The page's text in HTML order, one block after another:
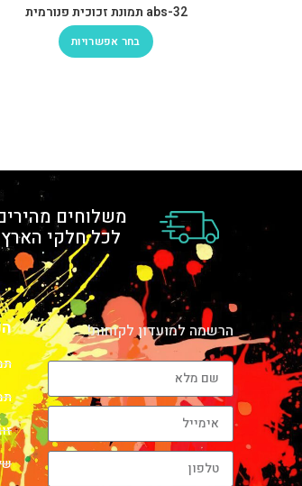
abs-32 תמונת זכוכית פנורמית
בחר אפשרויות
משלוחים
לכל חלקי הארץ
הרשמה למועדון לקוחות!